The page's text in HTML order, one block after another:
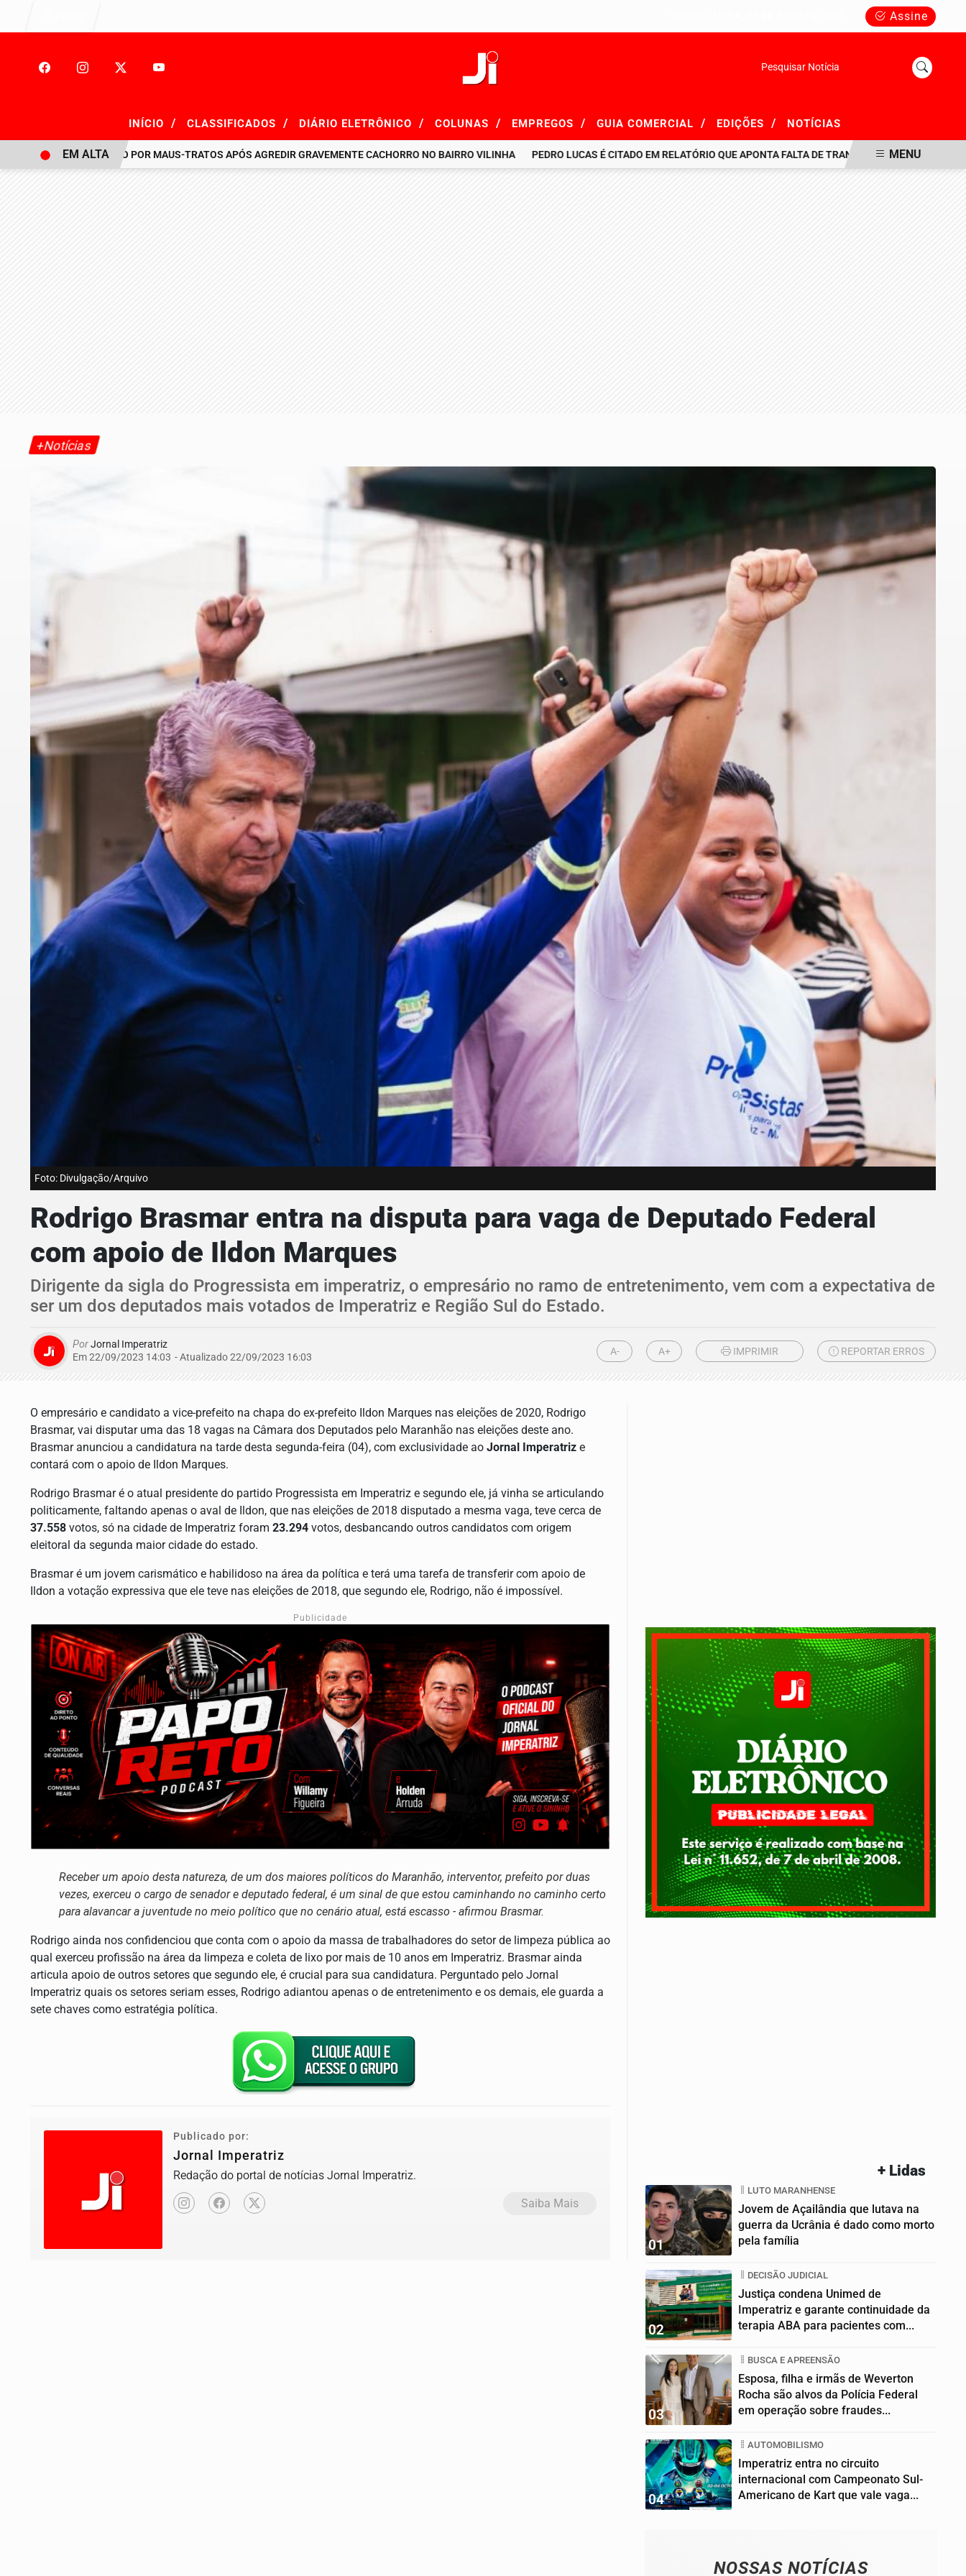
Assine
Pesquisar Notícia
INÍCIO / CLASSIFICADOS / DIÁRIO ELETRÔNICO / COLUNAS / EMPREGOS / GUIA COMERCIAL / EDIÇÕES / NOTÍCIAS
HOMEM É PRESO POR MAUS-TRATOS APÓS AGREDIR GRAVEMENTE CACHORRO NO BAIRRO VILINHA PEDRO LUCAS É CITADO EM RELATÓRIO QUE APONTA FALTA DE TRANSPARÊNCIA EM R$ 716
EM ALTA MENU
+Notícias
Foto: Divulgação/Arquivo
Rodrigo Brasmar entra na disputa para vaga de Deputado Federal
com apoio de Ildon Marques
Dirigente da sigla do Progressista em imperatriz, o empresário no ramo de entretenimento, vem com a expectativa de
ser um dos deputados mais votados de Imperatriz e Região Sul do Estado.
PorJornal Imperatriz
Em 22/09/2023 14:03 - Atualizado22/09/2023 16:03 A- A+ IMPRIMIR REPORTAR ERROS
O empresário e candidato a vice-prefeito na chapa do ex-prefeito Ildon Marques nas eleições de 2020, Rodrigo
Brasmar, vai disputar uma das 18 vagas na Câmara dos Deputados pelo Maranhão nas eleições deste ano.
Brasmar anunciou a candidatura na tarde desta segunda-feira (04), com exclusividade ao Jornal Imperatriz e
contará com o apoio de Ildon Marques.
Rodrigo Brasmar é o atual presidente do partido Progressista em Imperatriz e segundo ele, já vinha se articulando
politicamente, faltando apenas o aval de Ildon, que nas eleições de 2018 disputado a mesma vaga, teve cerca de
37.558 votos, só na cidade de Imperatriz foram 23.294 votos, desbancando outros candidatos com origem
eleitoral da segunda maior cidade do estado.
Brasmar é um jovem carismático e habilidoso na área da política e terá uma tarefa de transferir com apoio de
Ildon a votação expressiva que ele teve nas eleições de 2018, que segundo ele, Rodrigo, não é impossível.
Publicidade
Receber um apoio desta natureza, de um dos maiores políticos do Maranhão, interventor, prefeito por duas
vezes, exerceu o cargo de senador e deputado federal, é um sinal de que estou caminhando no caminho certo
para alavancar a juventude no meio político que no cenário atual, está escasso - afirmou Brasmar.
Rodrigo ainda nos confidenciou que conta com o apoio da massa de trabalhadores do setor de limpeza pública ao
qual exerceu profissão na área da limpeza e coleta de lixo por mais de 10 anos em Imperatriz. Brasmar ainda
articula apoio de outros setores que segundo ele, é crucial para sua candidatura. Perguntado pelo Jornal
Imperatriz quais os setores seriam esses, Rodrigo adiantou apenas o de entretenimento e os demais, ele guarda a
sete chaves como estratégia política.
Publicado por:
Jornal Imperatriz
Redação do portal de notícias Jornal Imperatriz.
Saiba Mais
+ Lidas
01
LUTO MARANHENSE
Jovem de Açailândia que lutava na
guerra da Ucrânia é dado como morto
pela família
02
DECISÃO JUDICIAL
Justiça condena Unimed de
Imperatriz e garante continuidade da
terapia ABA para pacientes com...
03
BUSCA E APREENSÃO
Esposa, filha e irmãs de Weverton
Rocha são alvos da Polícia Federal
em operação sobre fraudes...
04
AUTOMOBILISMO
Imperatriz entra no circuito
internacional com Campeonato Sul-
Americano de Kart que vale vaga...
NOSSAS NOTÍCIAS